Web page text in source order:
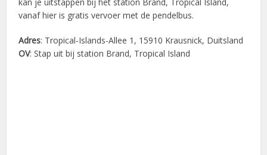
vanaf hier is gratis vervoer met de pendelbus.
Adres: Tropical-Islands-Allee 1, 15910 Krausnick, Duitsland
OV: Stap uit bij station Brand, Tropical Island